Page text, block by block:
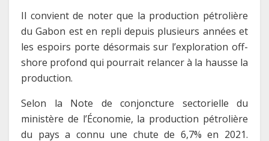
Il convient de noter que la production pétrolière
du Gabon est en repli depuis plusieurs années et
les espoirs porte désormais sur l’exploration off-
shore profond qui pourrait relancer à la hausse la
production.
Selon la Note de conjoncture sectorielle du
ministère de l’Économie, la production pétrolière
du pays a connu une chute de 6,7% en 2021.